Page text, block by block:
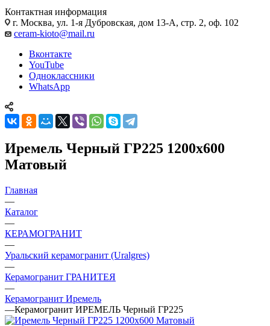
Контактная информация
г. Москва, ул. 1-я Дубровская, дом 13-А, стр. 2, оф. 102
ceram-kioto@mail.ru
Вконтакте
YouTube
Одноклассники
WhatsApp
Иремель Черный ГР225 1200x600
Матовый
Главная
—
Каталог
—
КЕРАМОГРАНИТ
—
Уральский керамогранит (Uralgres)
—
Керамогранит ГРАНИТЕЯ
—
Керамогранит Иремель
—Керамогранит ИРЕМЕЛЬ Черный ГР225